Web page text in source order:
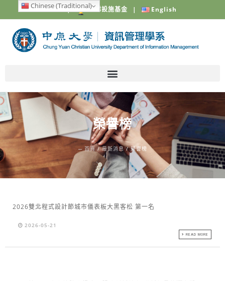
中原大學 | 電梯設施基金 | English
榮譽榜
─ 首頁/最新消息/榮譽榜
2026雙北程式設計節城市儀表板大黑客松 第一名
2026-05-21
READ MORE
Chinese (Traditional)